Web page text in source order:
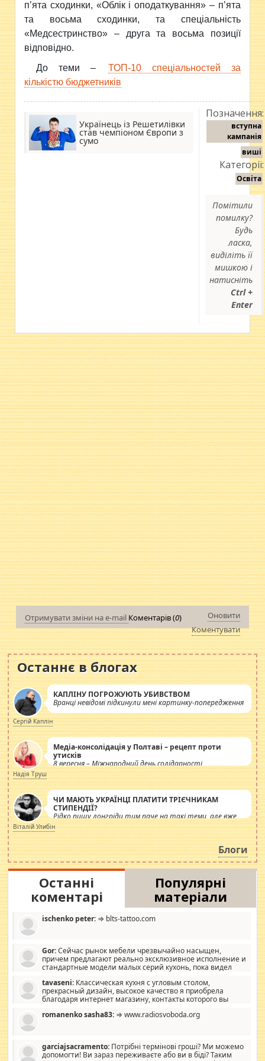
п’ята сходинки, «Облік і оподаткування» – п’ята
та восьма сходинки, та спеціальність
«Медсестринство» – друга та восьма позиції
відповідно.
До теми –
ТОП-10 спеціальностей за
кількістю бюджетників
Українець із Решетилівки
став чемпіоном Європи з
сумо
Позначення:
вступна
кампанія
виші
Категорії:
Освіта
Помітили
помилку?
Будь
ласка,
виділіть її
мишкою і
натисніть
Ctrl +
Enter
Отримувати зміни на e-mail Коментарів (0)
Оновити
Коментувати
Останнє в блогах
КАПЛІНУ ПОГРОЖУЮТЬ УБИВСТВОМ
Вранці невідомі підкинули мені картинку-попередження
Сергій Каплін
Медіа-консолідація у Полтаві – рецепт проти
утисків
8 вересня – Міжнародний день солідарності
журналістів.
Надія Труш
ЧИ МАЮТЬ УКРАЇНЦІ ПЛАТИТИ ТРІЄЧНИКАМ
СТИПЕНДІЇ?
Рідко пишу лонгріди тим паче на такі теми, але вже
просто дістало! Обурюють сьогоднішні інсенуації
навколо стипендіального питання. Штучно
роздувається ще одна соціальна катастрофа.
Віталій Улибін
Блоги
Останні
коментарі
Популярні
матеріали
ischenko peter: ⇒ blts-tattoo.com
Gor:Сейчас рынок мебели чрезвычайно насыщен,
причем предлагают реально эксклюзивное исполнение и
стандартные модели малых серий кухонь, пока видел
стандартные формы, в MebelOk, креативненько и что главное -
со вкусом все в порядке, без ненужных наворотов удорожающих
мебель, а это не последний фактор.
tavaseni: Классическая кухня с угловым столом,
прекрасный дизайн, высокое качество я приобрела
благодаря интернет магазину, контакты которого вы
romanenko sasha83: ⇒ www.radiosvoboda.org
garciajsacramento: Потрібні термінові гроші? Ми можемо
допомогти! Ви зараз переживаєте або ви в біді? Таким